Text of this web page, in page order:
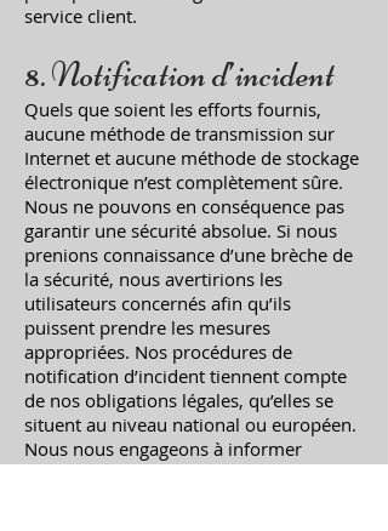
service client.
8. Notification d’incident
Quels que soient les efforts fournis,
aucune méthode de transmission sur
Internet et aucune méthode de stockage
électronique n’est complètement sûre.
Nous ne pouvons en conséquence pas
garantir une sécurité absolue. Si nous
prenions connaissance d’une brèche de
la sécurité, nous avertirions les
utilisateurs concernés afin qu’ils
puissent prendre les mesures
appropriées. Nos procédures de
notification d’incident tiennent compte
de nos obligations légales, qu’elles se
situent au niveau national ou européen.
Nous nous engageons à informer